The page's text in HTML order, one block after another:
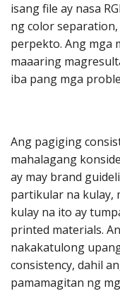
isang file ay nasa
ng color
perpekto. Ang mga
maaaring
iba pang mga
Ang pagiging
mahalagang
ay may brand
partikular na kulay,
kulay na ito ay
printed materials.
nakakatulong
consistency, dahil
pamamagitan ng